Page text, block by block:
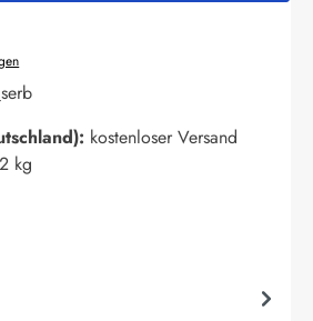
kostenloser Versand
kg